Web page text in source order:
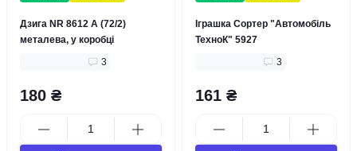
Дзига NR 8612 A (72/2)
металева, у коробці
3
180 ₴
Іграшка Сортер "Автомобіль
ТехноК" 5927
3
161 ₴